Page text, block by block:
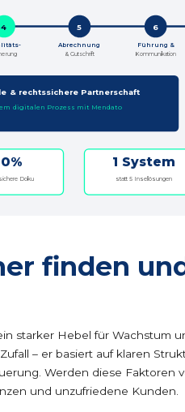
4 5
Abrechnung
& Gutschrift
6
Führung &
Kommunikation
& rechtssichere Partnerschaft
digitalen Prozess mit Mendato
Doku
1 System
statt 5 Insellösungen
finden
starker Hebel für Wachstum
– er basiert auf klaren
Werden diese Faktoren
und unzufriedene Kunden.